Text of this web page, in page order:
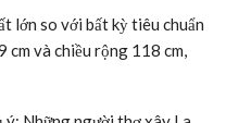
lớn so với bất kỳ tiêu chuẩn
cm và chiều rộng 118 cm,